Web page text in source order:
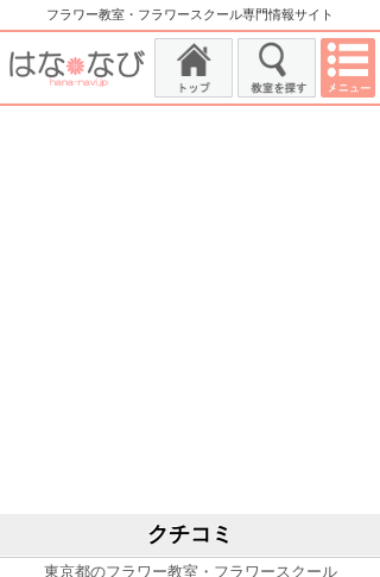
フラワー教室・フラワースクール専門情報サイト
クチコミ
東京都のフラワー教室・フラワースクール